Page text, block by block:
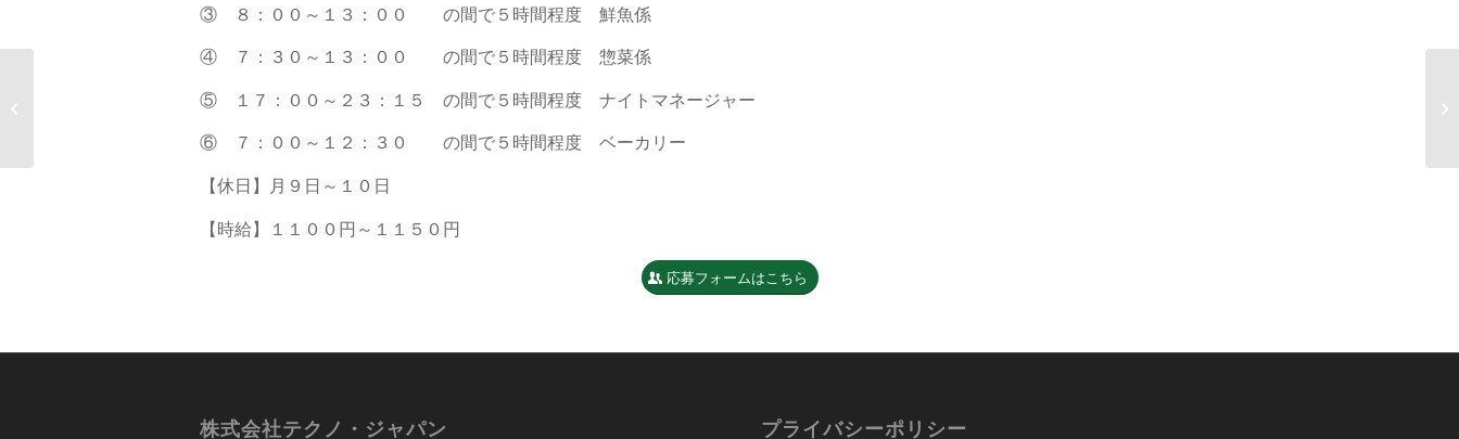
③ ８：００～１３：００ の間で５時間程度 鮮魚係
④ ７：３０～１３：００ の間で５時間程度 惣菜係
⑤ １７：００～２３：１５ の間で５時間程度 ナイトマネージャー
⑥ ７：００～１２：３０ の間で５時間程度 ベーカリー
【休日】月９日～１０日
【時給】１１００円～１１５０円
応募フォームはこちら
株式会社テクノ・ジャパン プライバシーポリシー